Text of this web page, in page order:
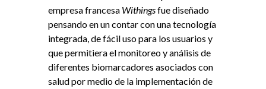
empresa francesa Withingsfue diseñado
pensando en un contar con una tecnología
integrada, de fácil uso para los usuarios y
que permitiera el monitoreo y análisis de
diferentes biomarcadores asociados con
salud por medio de la implementación de